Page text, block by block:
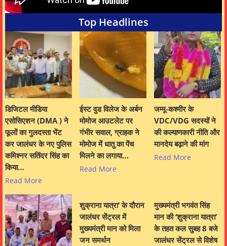
Top Headlines
डिजिटल मीडिया
एसोसिएशन (DMA ) ने
फूलों का गुलदस्ता भेंट
कर जालंधर के नए पुलिस
कमिश्नर सतिंदर सिंह का
किया…
Read More
ईस्ट वुड विलेज के अर्बन
मोमोज आउटलेट पर
गंभीर सवाल, ग्राहक ने
मोमोज में धातु का पेंच
मिलने का लगाया…
Read More
जम्मू-कश्मीर के
VDC/VDG सदस्यों ने
की कल्याणकारी नीति और
मानदेय बढ़ाने की मांग
Read More
शुक्राना यात्रा’ के दौरान
जालंधर सेंट्रल में
मुख्यमंत्री मान को मिला
जन समर्थन
मुख्यमंत्री भगवंत सिंह
मान की ‘शुक्राना यात्रा’
के तहत कल सुबह 8 बजे
जालंधर सेंट्रल से विशेष